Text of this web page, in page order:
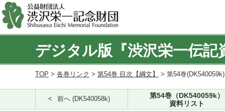
デジタル版『渋沢栄一伝記
TOP > 各巻リンク > 第54巻 目次【綱文】 > 第54巻
前へ (DK540058k)
第54巻（DK540059k）
資料リスト